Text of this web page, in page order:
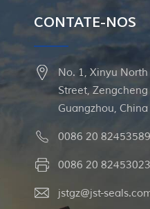
CONTATE-NOS
No. 1, Xinyu
Street,
Guangzhou,
0086 20 82453589
0086 20 82453023
jstgz@jst-